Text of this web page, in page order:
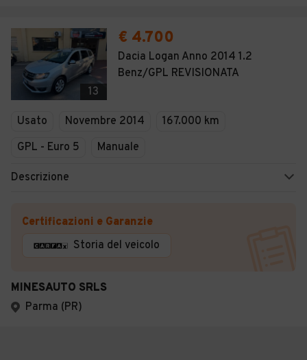
13
€ 4.700
Dacia Logan Anno 2014 1.2
Benz/GPL REVISIONATA
Usato Novembre 2014
167.000 km
GPL - Euro 5
Manuale
Descrizione
Certificazioni e Garanzie
Storia del veicolo
MINESAUTO SRLS
Parma (PR)